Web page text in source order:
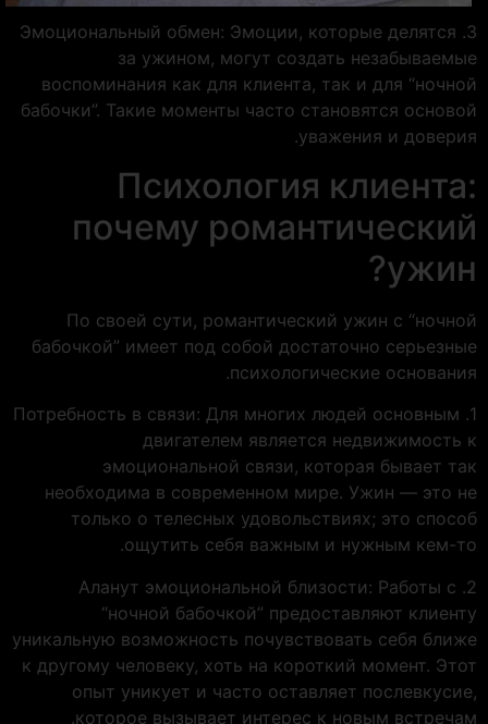
3. Эмоциональный обмен: Эмоции, которые делятся
за ужином, могут создать незабываемые
воспоминания как для клиента, так и для “ночной
бабочки”. Такие моменты часто становятся основой
уважения и доверия.
Психология клиента:
почему романтический
ужин?
По своей сути, романтический ужин с “ночной
бабочкой” имеет под собой достаточно серьезные
психологические основания.
1. Потребность в связи: Для многих людей основным
двигателем является недвижимость к
эмоциональной связи, которая бывает так
необходима в современном мире. Ужин — это не
только о телесных удовольствиях; это способ
ощутить себя важным и нужным кем-то.
2. Аланут эмоциональной близости: Работы с
“ночной бабочкой” предоставляют клиенту
уникальную возможность почувствовать себя ближе
к другому человеку, хоть на короткий момент. Этот
опыт уникует и часто оставляет послевкусие,
которое вызывает интерес к новым встречам.